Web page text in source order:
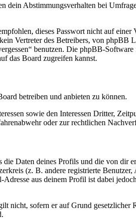
dein Abstimmungsverhalten bei
dieses Passwort nicht auf
Vertreter des Betreibers, von phpBB
benutzen. Die phpBB-
das Board zugreifen kannst.
betreiben und anbieten zu können.
sowie den Interessen Dritter,
oder zur rechtlichen
Daten deines Profils und die von dir
(z. B. andere registrierte
aus deinem Profil ist dabei
nicht, sofern er auf Grund gesetzlicher